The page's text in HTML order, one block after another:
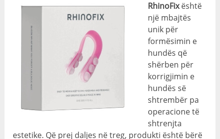
RhinoFixështë
një mbajtës
unik për
formësimin e
hundës që
shërben për
korrigjimin e
hundës së
shtrembër pa
operacione të
shtrenjta
estetike. Që prej daljes në treg, produkti është bërë